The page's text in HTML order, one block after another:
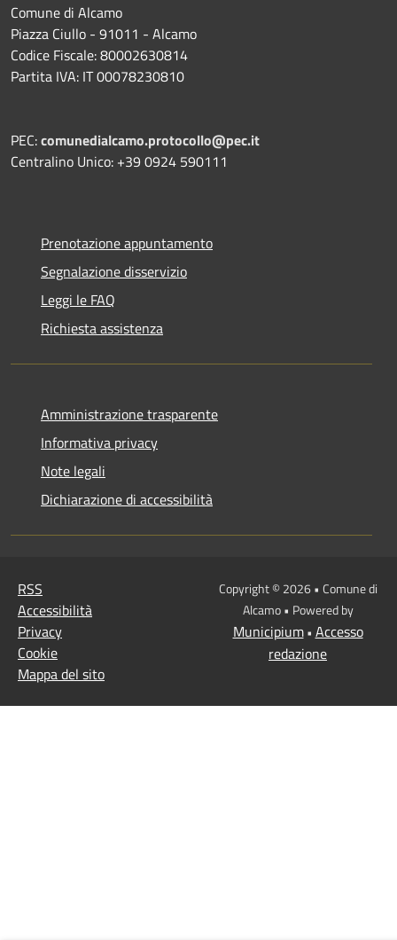
Comune di Alcamo
Piazza Ciullo - 91011 - Alcamo
Codice Fiscale: 80002630814
Partita IVA: IT 00078230810
PEC:comunedialcamo.protocollo@pec.it
Centralino Unico: +39 0924 590111
Prenotazione appuntamento
Segnalazione disservizio
Leggi le FAQ
Richiesta assistenza
Amministrazione trasparente
Informativa privacy
Note legali
Dichiarazione di accessibilità
RSS
Accessibilità
Privacy
Cookie
Mappa del sito
Copyright © 2026 • Comune di
Alcamo • Powered by
Municipium• Accesso
redazione